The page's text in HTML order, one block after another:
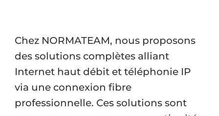
Chez NORMATEAM, nous proposons
des solutions complètes alliant
Internet haut débit et téléphonie IP
via une connexion fibre
professionnelle. Ces solutions sont